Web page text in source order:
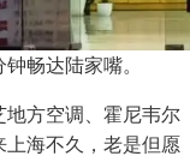
畅达陆家嘴。
方空调、霍尼韦尔
上海不久，老是但愿